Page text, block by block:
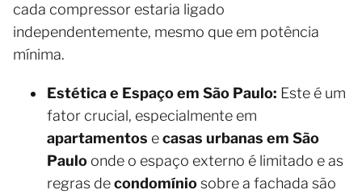
cada compressor estaria ligado
independentemente, mesmo que em potência
mínima.
Estética e Espaço em São Paulo: Este é um
fator crucial, especialmente em
apartamentos ecasas urbanas em São
Paulo onde o espaço externo é limitado e as
regras decondomíniosobre a fachada são